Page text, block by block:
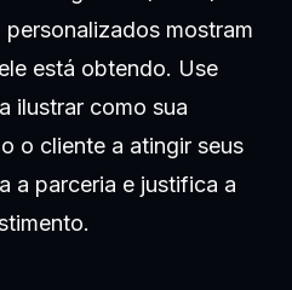
mostram
está obtendo. Use
ilustrar como sua
o cliente a atingir seus
a parceria e justifica a